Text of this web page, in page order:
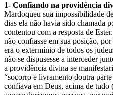
1- Confiando na providência
Mardoqueu sua impossibilidade
dias ela não havia sido chamada
contentou com a resposta de
não confiasse em sua posição,
era o extermínio de todos os
não se dispusesse a interceder
a providência divina se
“socorro e livramento doutra
confiava em Deus, acima de tudo